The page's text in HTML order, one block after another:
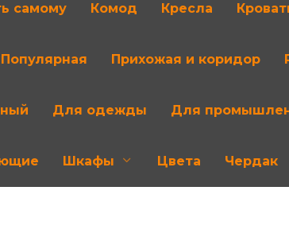
самому Комод Кресла
Популярная Прихожая и коридор
Для одежды Для
Шкафы Цвета Чердак